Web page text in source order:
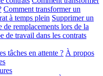
Comment transformer un
à temps plein Supprimer un
de remplacements lors de la
de travail dans les contrats
tâches en attente ? À propos